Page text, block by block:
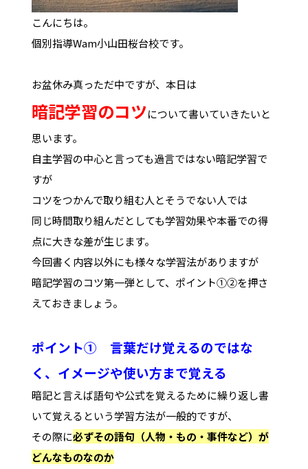
こんにちは。
個別指導Wam小山田桜台校です。
お盆休み真っただ中ですが、本日は
暗記学習のコツについて書いていきたいと
思います。
自主学習の中心と言っても過言ではない暗記学習で
すが
コツをつかんで取り組む人とそうでない人では
同じ時間取り組んだとしても学習効果や本番での得
点に大きな差が生じます。
今回書く内容以外にも様々な学習法がありますが
暗記学習のコツ第一弾として、ポイント①②を押さ
えておきましょう。
ポイント① 言葉だけ覚えるのではな
く、イメージや使い方まで覚える
暗記と言えば語句や公式を覚えるために繰り返し書
いて覚えるという学習方法が一般的ですが、
その際に必ずその語句（人物・もの・事件など）が
どんなものなのか